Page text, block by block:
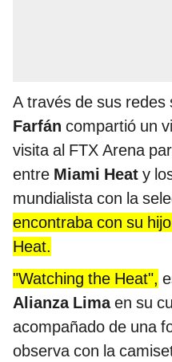
A través de sus redes
Farfán compartió un
visita al FTX Arena
entre Miami Heat y
mundialista con la
encontraba con su
Heat.
"Watching the Heat",
Alianza Limaen su
acompañado de una
observa con la